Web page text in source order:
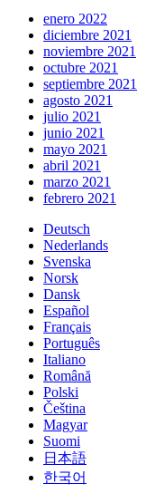
enero 2022
diciembre 2021
noviembre 2021
octubre 2021
septiembre 2021
agosto 2021
julio 2021
junio 2021
mayo 2021
abril 2021
marzo 2021
febrero 2021
Deutsch
Nederlands
Svenska
Norsk
Dansk
Español
Français
Português
Italiano
Română
Polski
Čeština
Magyar
Suomi
日本語
한국어